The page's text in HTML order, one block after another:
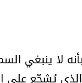
لا ينبغي